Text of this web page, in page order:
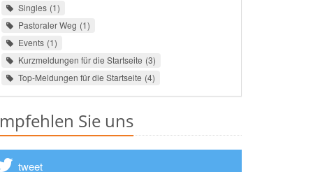
Singles 1
Pastoraler Weg 1
Events 1
Kurzmeldungen für die Startseite 3
Top-Meldungen für die Startseite 4
Sie uns
tweet